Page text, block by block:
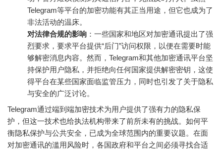
Telegram等平台的加密功能有其正当用途，但它也成为了
非法活动的温床。
对法律合规的影响 ：一些国家和地区对加密通讯提出了强
烈要求，要求平台提供“后门”访问权限，以便在需要时能
够解密消息内容。然而，Telegram和其他加密通讯平台坚
持保护用户隐私，并拒绝向任何国家提供解密密钥，这使
得平台在某些国家面临监管压力，同时也引发了关于隐私
与安全的广泛讨论。
Telegram通过端到端加密技术为用户提供了强有力的隐私保
护，但这一技术也给执法机构带来了前所未有的挑战。如何平
衡隐私保护与公共安全，已成为全球范围内的重要议题。在面
对加密通讯的滥用风险时，各国政府和平台之间必须寻找合适